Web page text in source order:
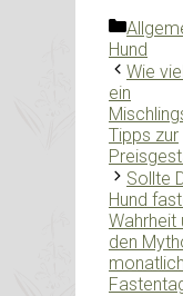
Hund
Wie
ein
Tipps zur
Sollte
Hund
Wahrheit
den